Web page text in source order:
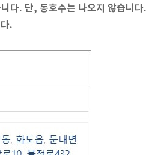
다. 단, 동호수는 나오지 않습니다
.